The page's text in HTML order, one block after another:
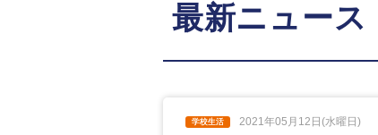
学校案内
広報佐野日大
N進学クラス（Nクラス）
スクールバス
学則（令和8年度～）
日大DAY
学校案内パンフレット
サニチヒーローズ
最新ニュース
2021年05月12日(水曜日)